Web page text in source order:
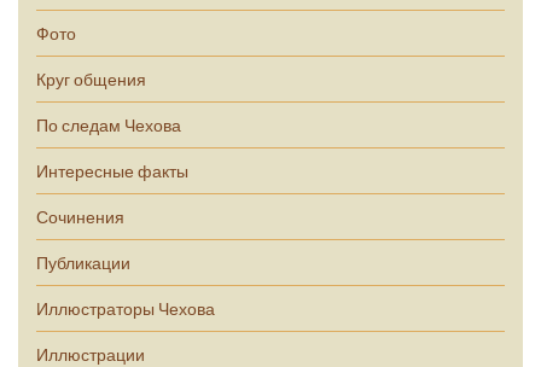
Фото
Круг общения
По следам Чехова
Интересные факты
Сочинения
Публикации
Иллюстраторы Чехова
Иллюстрации